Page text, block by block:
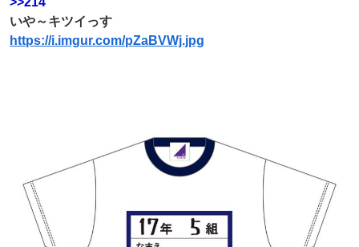
いや～キツイっす
https://i.imgur.com/pZaBVWj.jpg